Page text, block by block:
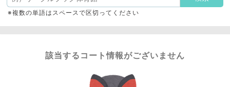
※複数の単語はスペースで区切ってください
該当するコート情報がございません